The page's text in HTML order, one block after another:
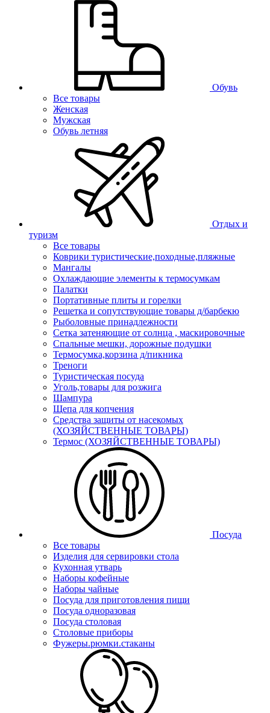
Обувь
Все товары
Женская
Мужская
Обувь летняя
Отдых и
туризм
Все товары
Коврики туристические,походные,пляжные
Мангалы
Охлаждающие элементы к термосумкам
Палатки
Портативные плиты и горелки
Решетка и сопутствующие товары д/барбекю
Рыболовные принадлежности
Сетка затеняющие от солнца , маскировочные
Спальные мешки, дорожные подушки
Термосумка,корзина д/пикника
Треноги
Туристическая посуда
Уголь,товары для розжига
Шампура
Щепа для копчения
Средства защиты от насекомых
(ХОЗЯЙСТВЕННЫЕ ТОВАРЫ)
Термос (ХОЗЯЙСТВЕННЫЕ ТОВАРЫ)
Посуда
Все товары
Изделия для сервировки стола
Кухонная утварь
Наборы кофейные
Наборы чайные
Посуда для приготовления пищи
Посуда одноразовая
Посуда столовая
Столовые приборы
Фужеры.рюмки.стаканы